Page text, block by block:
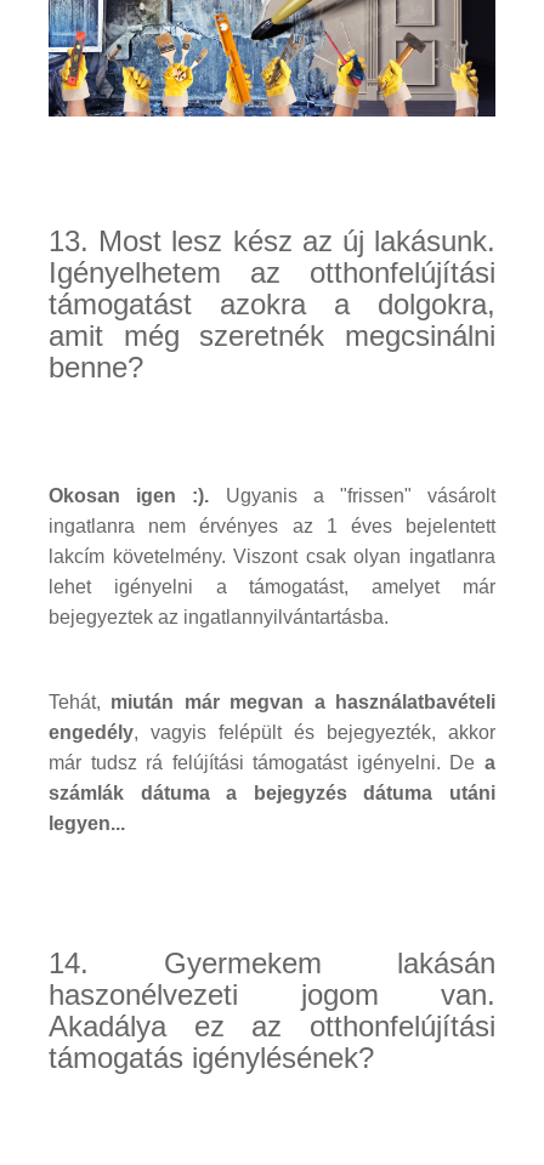
13. Most lesz kész az új lakásunk.
Igényelhetem az otthonfelújítási
támogatást azokra a dolgokra,
amit még szeretnék megcsinálni
benne?
Okosan igen :). Ugyanis a "frissen" vásárolt
ingatlanra nem érvényes az 1 éves bejelentett
lakcím követelmény. Viszont csak olyan ingatlanra
lehet igényelni a támogatást, amelyet már
bejegyeztek az ingatlannyilvántartásba.
Tehát, miután már megvan a használatbavételi
engedély, vagyis felépült és bejegyezték, akkor
már tudsz rá felújítási támogatást igényelni. De a
számlák dátuma a bejegyzés dátuma utáni
legyen...
14. Gyermekem lakásán
haszonélvezeti jogom van.
Akadálya ez az otthonfelújítási
támogatás igénylésének?